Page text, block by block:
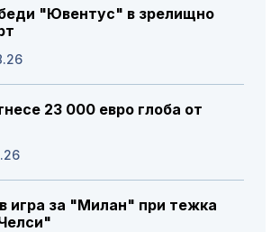
"Ювентус" в зрелищно
23 000 евро глоба от
игра за "Милан" при тежка